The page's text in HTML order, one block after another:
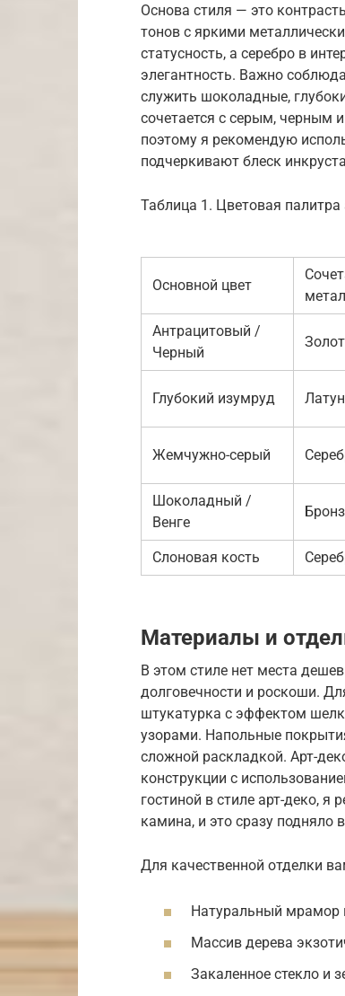
Основа стиля — это
тонов с яркими
статусность, а серебро в
элегантность. Важно
служить шоколадные,
сочетается с серым, черным
поэтому я рекомендую
подчеркивают блеск
Таблица 1. Цветовая палитра
Основной цвет
Антрацитовый /
Черный
Глубокий изумруд
Жемчужно-серый
Шоколадный /
Венге
Слоновая кость
Материалы и
В этом стиле нет места
долговечности и роскоши.
штукатурка с эффектом
узорами. Напольные
сложной раскладкой. Арт-
конструкции с
гостиной в стиле арт-деко,
камина, и это сразу подняло
Для качественной отделки
Натуральный мрамор
Массив дерева
Закаленное стекло и